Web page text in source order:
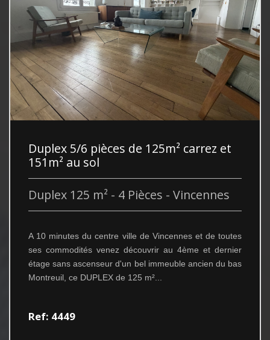
Duplex 5/6 pièces de 125m² carrez et
151m² au sol
Duplex 125 m² - 4 Pièces - Vincennes
A 10 minutes du centre ville de Vincennes et de toutes
ses commodités venez découvrir au 4ème et dernier
étage sans ascenseur d'un bel immeuble ancien du bas
Montreuil, ce DUPLEX de 125 m²...
Ref: 4449